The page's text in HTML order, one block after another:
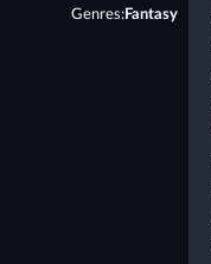
Genres:Fantasy